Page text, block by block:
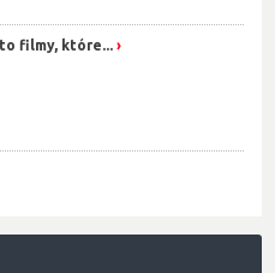
filmy, które...